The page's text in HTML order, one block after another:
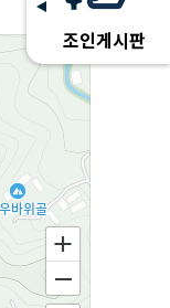
조인게시판